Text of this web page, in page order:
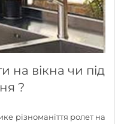
на вікна чи під
?
різноманіття ролет на